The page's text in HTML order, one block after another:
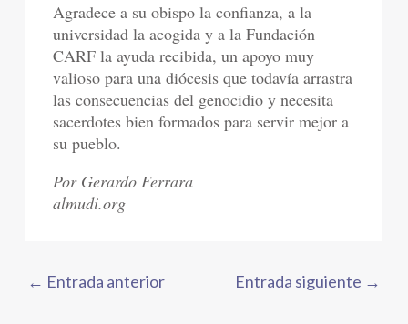
Agradece a su obispo la confianza, a la
universidad la acogida y a la Fundación
CARF la ayuda recibida, un apoyo muy
valioso para una diócesis que todavía arrastra
las consecuencias del genocidio y necesita
sacerdotes bien formados para servir mejor a
su pueblo.
Por Gerardo Ferrara
almudi.org
← Entrada anterior Entrada siguiente →